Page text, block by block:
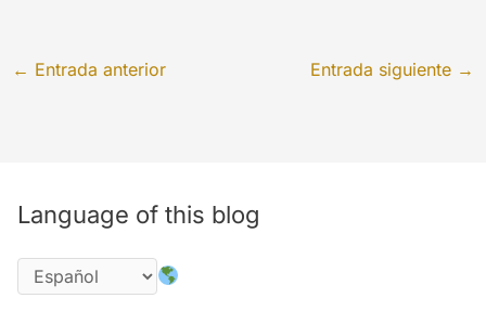
← Entrada anterior Entrada siguiente →
Language of this blog